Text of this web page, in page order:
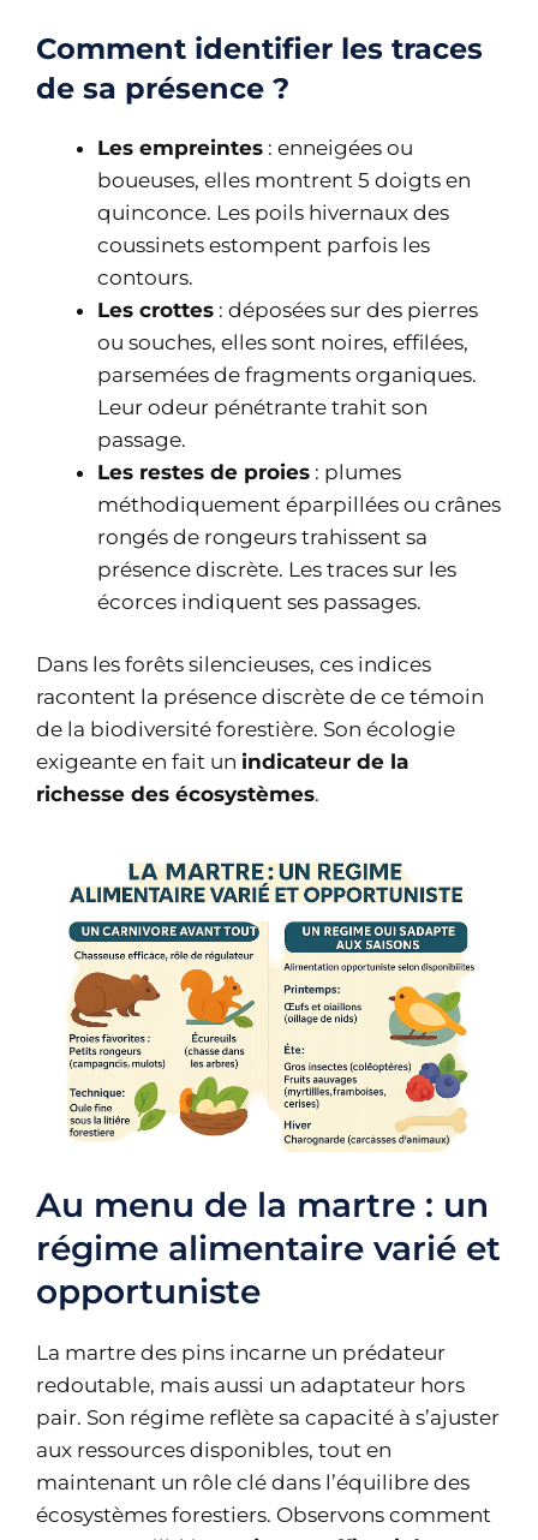
Comment identifier les traces
de sa présence ?
Les empreintes : enneigées ou
boueuses, elles montrent 5 doigts en
quinconce. Les poils hivernaux des
coussinets estompent parfois les
contours.
Les crottes : déposées sur des pierres
ou souches, elles sont noires, effilées,
parsemées de fragments organiques.
Leur odeur pénétrante trahit son
passage.
Les restes de proies : plumes
méthodiquement éparpillées ou crânes
rongés de rongeurs trahissent sa
présence discrète. Les traces sur les
écorces indiquent ses passages.
Dans les forêts silencieuses, ces indices
racontent la présence discrète de ce témoin
de la biodiversité forestière. Son écologie
exigeante en fait un indicateur de la
richesse des écosystèmes.
Au menu de la martre : un
régime alimentaire varié et
opportuniste
La martre des pins incarne un prédateur
redoutable, mais aussi un adaptateur hors
pair. Son régime reflète sa capacité à s’ajuster
aux ressources disponibles, tout en
maintenant un rôle clé dans l’équilibre des
écosystèmes forestiers. Observons comment